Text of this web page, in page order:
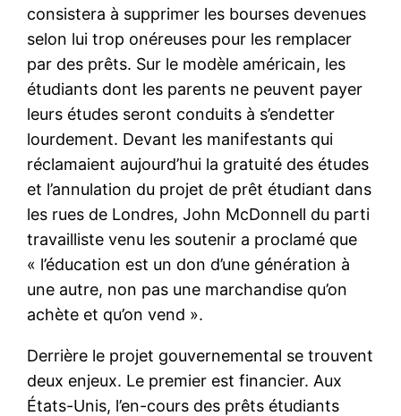
consistera à supprimer les bourses devenues
selon lui trop onéreuses pour les remplacer
par des prêts. Sur le modèle américain, les
étudiants dont les parents ne peuvent payer
leurs études seront conduits à s’endetter
lourdement. Devant les manifestants qui
réclamaient aujourd’hui la gratuité des études
et l’annulation du projet de prêt étudiant dans
les rues de Londres, John McDonnell du parti
travailliste venu les soutenir a proclamé que
« l’éducation est un don d’une génération à
une autre, non pas une marchandise qu’on
achète et qu’on vend ».
Derrière le projet gouvernemental se trouvent
deux enjeux. Le premier est financier. Aux
États-Unis, l’en-cours des prêts étudiants